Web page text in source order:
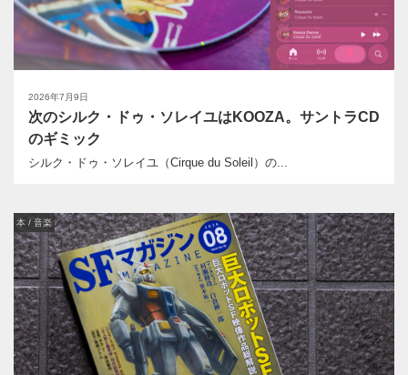
2026年7月9日
次のシルク・ドゥ・ソレイユはKOOZA。サントラCD
のギミック
シルク・ドゥ・ソレイユ（Cirque du Soleil）の...
本 / 音楽